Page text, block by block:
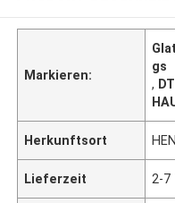
Markieren:
gs
,
Herkunftsort
Lieferzeit 2-7